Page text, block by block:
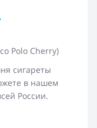
Polo Cherry)
сигареты
в нашем
России.